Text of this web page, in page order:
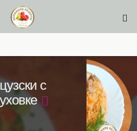
мультиварке с